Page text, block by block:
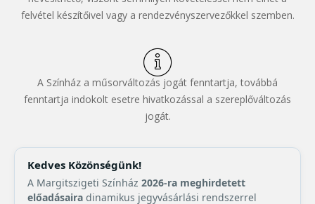
felvétel készítőivel vagy a rendezvényszervezőkkel szemben.
A Színház a műsorváltozás jogát fenntartja, továbbá
fenntartja indokolt esetre hivatkozással a szereplőváltozás
jogát.
Kedves Közönségünk!
A Margitszigeti Színház 2026-ra meghirdetett
előadásaira dinamikus jegyvásárlási rendszerrel